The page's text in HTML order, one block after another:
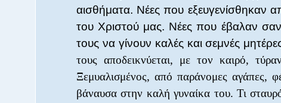
αισθήματα. Νέες που εξευγενίσθηκαν
του Χριστού μας. Νέες που έβαλαν
τους να γίνουν καλές και σεμνές
τους αποδεικνύεται, με τον καιρό,
Ξεμυαλισμένος, από παράνομες αγάπες,
βάναυσα στην καλή γυναίκα του. Τι